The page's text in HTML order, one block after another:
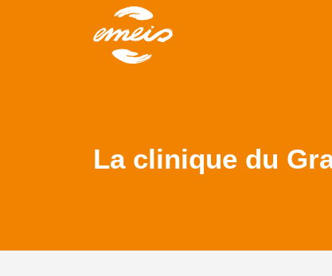
La clinique du